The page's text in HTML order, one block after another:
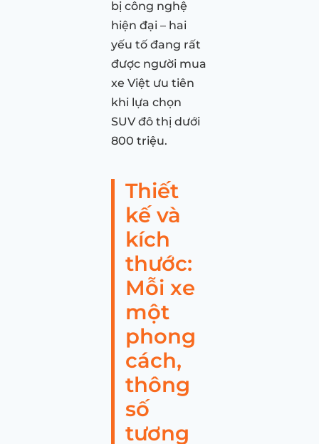
bị công nghệ
hiện đại – hai
yếu tố đang rất
được người mua
xe Việt ưu tiên
khi lựa chọn
SUV đô thị dưới
800 triệu.
Thiết
kế và
kích
thước:
Mỗi xe
một
phong
cách,
thông
số
tương